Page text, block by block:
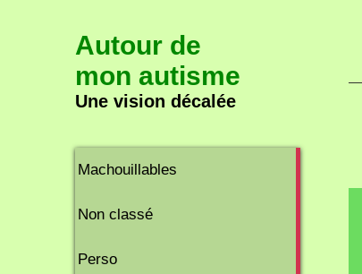
Autour de
mon autisme
Une vision décalée
Machouillables
Non classé
Perso